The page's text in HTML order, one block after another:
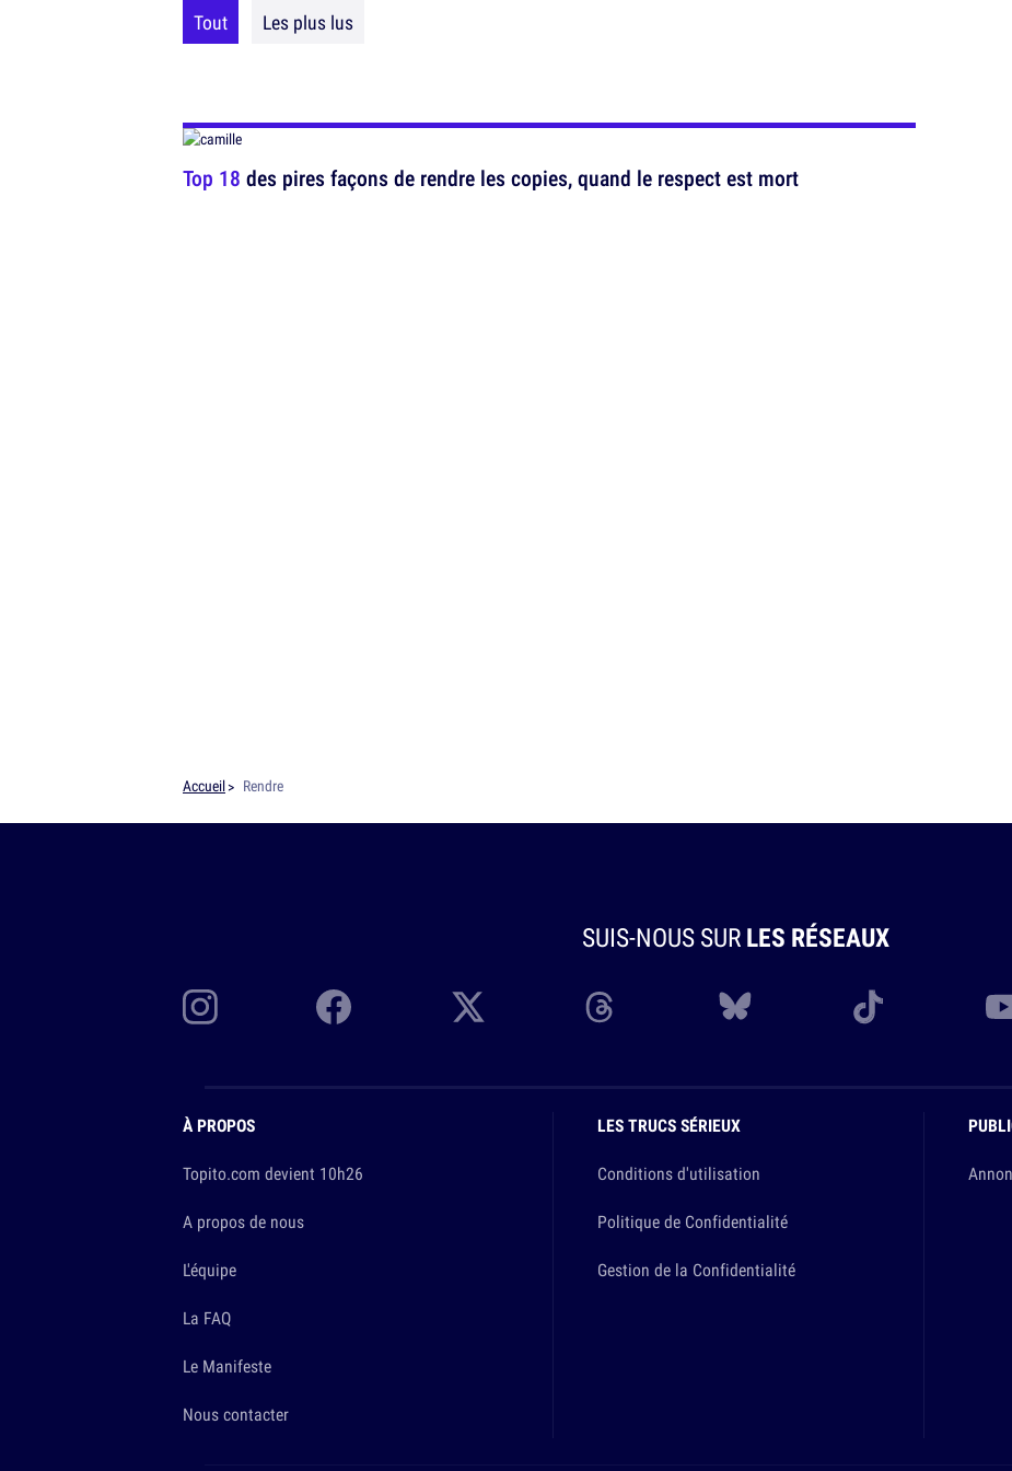
Tout Les plus lus
Top 18 des pires façons de rendre les copies, quand le respect est mort
Accueil Rendre
SUIS-NOUS SURLES RÉSEAUX
À PROPOS
Topito.com devient 10h26
A propos de nous
L'équipe
La FAQ
Le Manifeste
Nous contacter
LES TRUCS SÉRIEUX
Conditions d'utilisation
Politique de Confidentialité
Gestion de la Confidentialité